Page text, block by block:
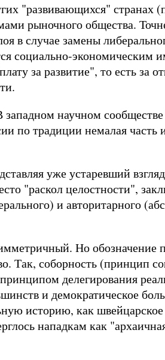
"развивающихся" странах
рыночного общества.
в случае замены
социально-экономическим
за развитие", то есть за
научном
по традиции немалая часть
уже устаревший
"раскол целостности",
и авторитарного
Но обозначение
Так, соборность (принцип
делегирования
и демократическое
историю, как швейцарское
нападкам как